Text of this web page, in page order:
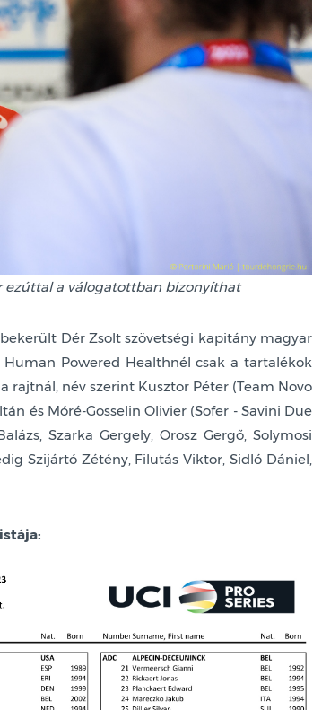
ezúttal a válogatottban bizonyíthat
Dér Zsolt szövetségi kapitány magyar
Powered Healthnél csak a tartalékok
rajtnál, név szerint Kusztor Péter (Team Novo
és Móré-Gosselin Olivier (Sofer - Savini Due
Szarka Gergely, Orosz Gergő, Solymosi
Szijártó Zétény, Filutás Viktor, Sidló Dániel,